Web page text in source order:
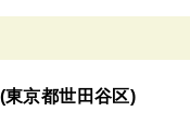
京都世田谷区)